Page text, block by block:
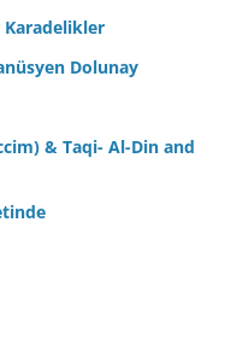
Karadelikler
Dolunay
& Taqi- Al-Din and